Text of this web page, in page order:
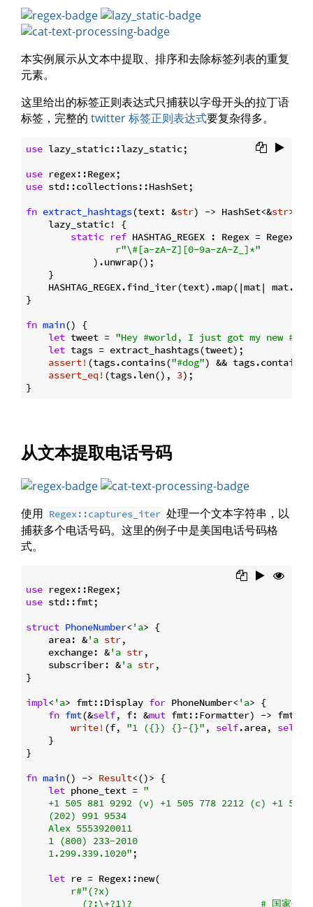
本实例展示从文本中提取、排序和去除标签列表的重复
元素。
这里给出的标签正则表达式只捕获以字母开头的拉丁语
标签，完整的 twitter 标签正则表达式要复杂得多。
use lazy_static::lazy_static;
use
use std::collections::HashSet;
fn extract_hashtags(text: &str) -> HashSet<&str> {
    lazy_static! {
static ref HASHTAG_REGEX : Regex =
r"\#[a-zA-Z][0-9a-zA-Z_]*"
            ).unwrap();
    }
HASHTAG_REGEX.find_iter(text).map(|mat|
}
fn main() {
let tweet = "Hey #world, I just got my new
let tags = extract_hashtags(tweet);
assert! (tags.contains("#dog") && tags.contains(
assert_eq! (tags.len(), 3);
从文本提取电话号码
使用 Regex::captures_iter 处理一个文本字符串，以
捕获多个电话号码。这里的例子中是美国电话号码格
式。
use
use
struct PhoneNumber< 'a> {
    area: &
'a str,
    exchange: &
'a str,
    subscriber: &
'a str,
}
impl< 'a> fmt::Display for PhoneNumber< 'a> {
fn fmt(&self, f: &mut fmt::Formatter) -> fmt::
write! (f, "1 ({}) {}-{}" , self.area, self
    }
}
fn main() -> Result<()> {
let phone_text = "
+1 505 881 9292 (v) +1 505 778 2212 (c) +1 505
    (202) 991 9534
    Alex 5553920011
    1 (800) 233-2010
    1.299.339.1020"
;
let re = Regex::new(
r#"(?x)
(?:\+?1)?                       # 国家代码